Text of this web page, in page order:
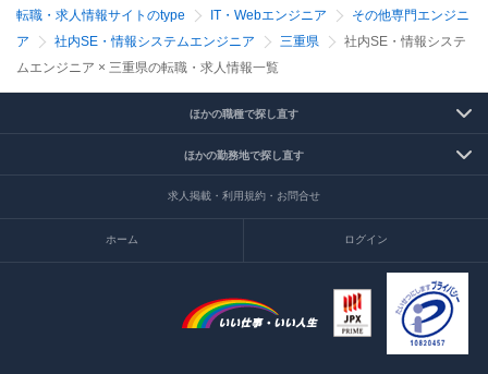
転職・求人情報サイトのtype IT・Webエンジニア
その他専門エンジニ
ア
社内SE・情報システムエンジニア 三重県
社内SE・情報システ
ムエンジニア × 三重県の転職・求人情報一覧
ほかの職種で探し直す
ほかの勤務地で探し直す
求人掲載・利用規約・お問合せ
ホーム ログイン